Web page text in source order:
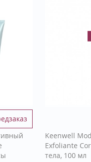
Keenwell
Exfoliante
тела, 100 мл